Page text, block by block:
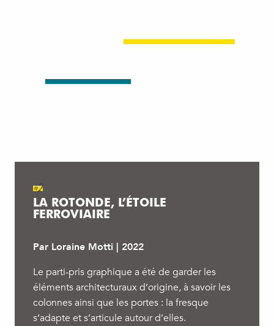
#2
LA ROTONDE, L’ÉTOILE
FERROVIAIRE
Par Loraine Motti | 2022
Le parti-pris graphique a été de garder les
éléments architecturaux d’origine, à savoir les
colonnes ainsi que les portes : la fresque
s’adapte et s’articule autour d’elles.